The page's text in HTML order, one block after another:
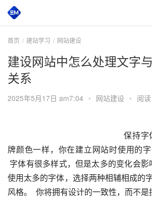
首页 建站学习 网站建设
建设网站中怎么处理文字
关系
2025年5月17日 am7:04 • 网站建设 • 阅
保持字
牌颜色一样，你在建立网站时使用的字
字体有很多样式，但是太多的变化会影
使用太多的字体，选择两种相辅相成的
风格。  你将拥有设计的一致性，而不是